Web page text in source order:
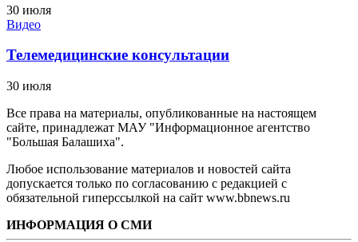
30 июля
Видео
Телемедицинские консультации
30 июля
Все права на материалы, опубликованные на настоящем
сайте, принадлежат МАУ "Информационное агентство
"Большая Балашиха".
Любое использование материалов и новостей сайта
допускается только по согласованию с редакцией с
обязательной гиперссылкой на сайт www.bbnews.ru
ИНФОРМАЦИЯ О СМИ